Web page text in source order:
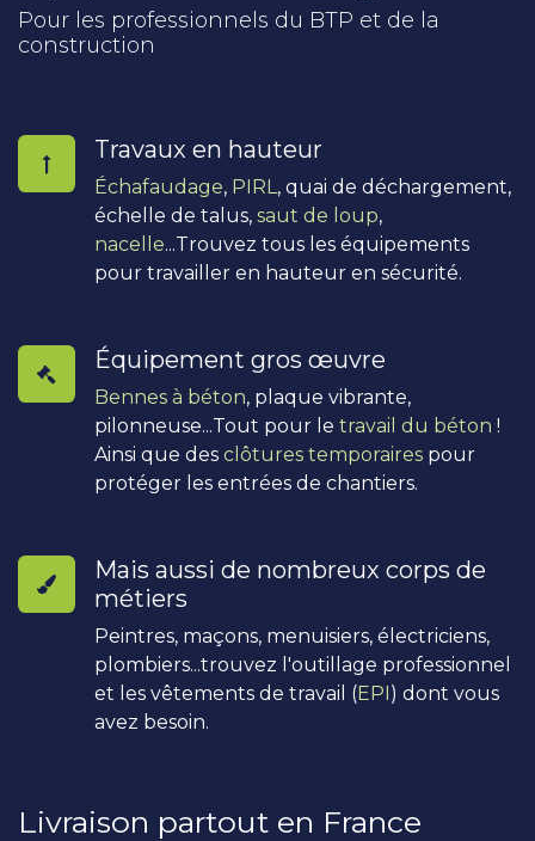
Pour les professionnels du BTP et de la
construction
Travaux en hauteur
Échafaudage, PIRL , quai de déchargement,
échelle de talus, saut de loup,
nacelle...Trouvez tous les équipements
pour travailler en hauteur en sécurité.
Équipement gros œuvre
Bennes à béton, plaque vibrante,
pilonneuse...Tout pour le travail du béton !
Ainsi que des clôtures temporaires pour
protéger les entrées de chantiers.
Mais aussi de nombreux corps de
métiers
Peintres, maçons, menuisiers, électriciens,
plombiers...trouvez l'outillage professionnel
et les vêtements de travail (EPI) dont vous
avez besoin.
Livraison partout en France